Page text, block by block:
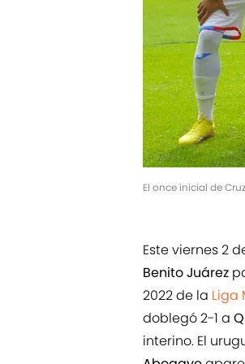
El once inicial de
Este viernes 2
Benito Juárez
2022 de la Liga
doblegó 2-1 a
interino. El